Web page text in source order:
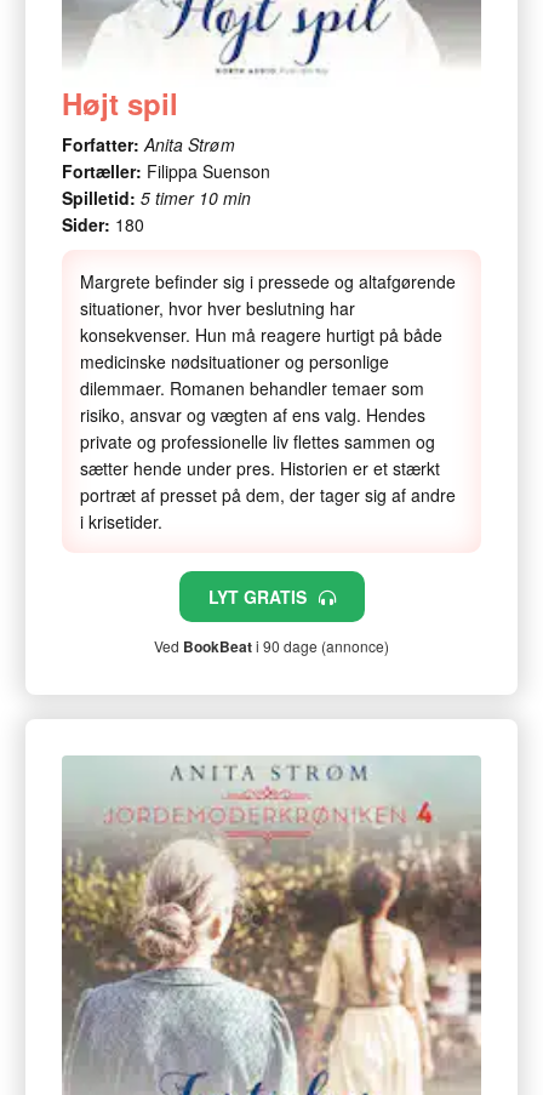
Højt spil
Forfatter: Anita Strøm
Fortæller: Filippa Suenson
Spilletid: 5 timer 10 min
Sider: 180
Margrete befinder sig i pressede og altafgørende
situationer, hvor hver beslutning har
konsekvenser. Hun må reagere hurtigt på både
medicinske nødsituationer og personlige
dilemmaer. Romanen behandler temaer som
risiko, ansvar og vægten af ens valg. Hendes
private og professionelle liv flettes sammen og
sætter hende under pres. Historien er et stærkt
portræt af presset på dem, der tager sig af andre
i krisetider.
LYT GRATIS
Ved BookBeati 90 dage (annonce)